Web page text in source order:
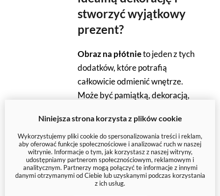
stworzyć wyjątkowy
prezent?
Obraz na płótnieto jeden z tych
dodatków, które potrafią
całkowicie odmienić wnętrze.
Może być pamiątką, dekoracją,
pokazanie własnych wspomnień
w eleganckiej formie. Jeśli
zastanawiasz się, czy warto
zamówićobraz na płótnie ze
zdjęcia, jak dobrać odpowiedni
Niniejsza strona korzysta z plików cookie
Wykorzystujemy pliki cookie do spersonalizowania treści i reklam,
aby oferować funkcje społecznościowe i analizować ruch w naszej
witrynie. Informacje o tym, jak korzystasz z naszej witryny,
udostępniamy partnerom społecznościowym, reklamowym i
analitycznym. Partnerzy mogą połączyć te informacje z innymi
danymi otrzymanymi od Ciebie lub uzyskanymi podczas korzystania
z ich usług.